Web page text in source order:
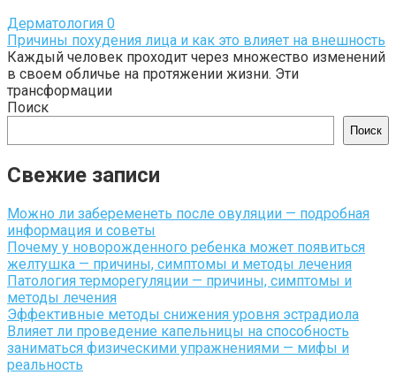
Дерматология 0
Причины похудения лица и как это влияет на внешность
Каждый человек проходит через множество изменений
в своем обличье на протяжении жизни. Эти
трансформации
Поиск
Поиск
Свежие записи
Можно ли забеременеть после овуляции — подробная
информация и советы
Почему у новорожденного ребенка может появиться
желтушка — причины, симптомы и методы лечения
Патология терморегуляции — причины, симптомы и
методы лечения
Эффективные методы снижения уровня эстрадиола
Влияет ли проведение капельницы на способность
заниматься физическими упражнениями — мифы и
реальность